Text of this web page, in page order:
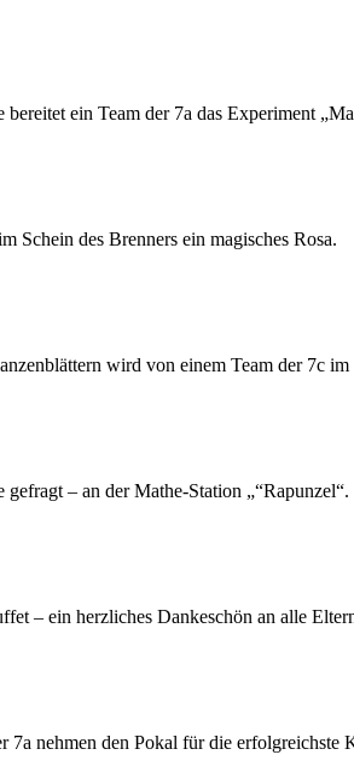
ein Team der 7a das Experiment
Schein des Brenners ein magisches Rosa.
wird von einem Team der 7c
gefragt – an der Mathe-Station „“Rapunzel“.
– ein herzliches Dankeschön an alle
7a nehmen den Pokal für die erfolgreichste